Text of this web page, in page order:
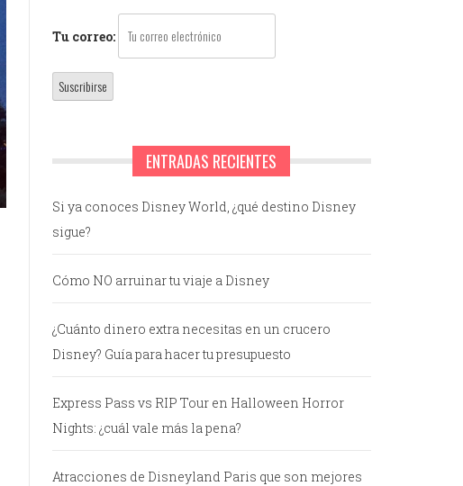
Tu correo:
ENTRADAS RECIENTES
Si ya conoces Disney World, ¿qué destino Disney
sigue?
Cómo NO arruinar tu viaje a Disney
¿Cuánto dinero extra necesitas en un crucero
Disney? Guía para hacer tu presupuesto
Express Pass vs RIP Tour en Halloween Horror
Nights: ¿cuál vale más la pena?
Atracciones de Disneyland Paris que son mejores